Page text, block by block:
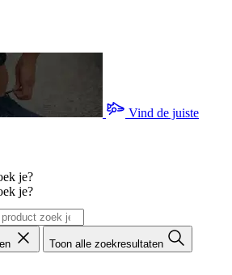
Vind de juiste
je?
je?
Toon alle zoekresultaten